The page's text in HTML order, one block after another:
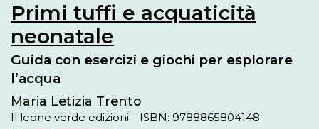
Primi tuffi e acquaticità
neonatale
Guida con esercizi e giochi per esplorare
l’acqua
Maria Letizia Trento
Il leone verde edizioni ISBN: 9788865804148